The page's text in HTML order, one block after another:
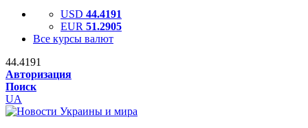
USD 44.4191
EUR 51.2905
Все курсы валют
44.4191
Авторизация
Поиск
UA